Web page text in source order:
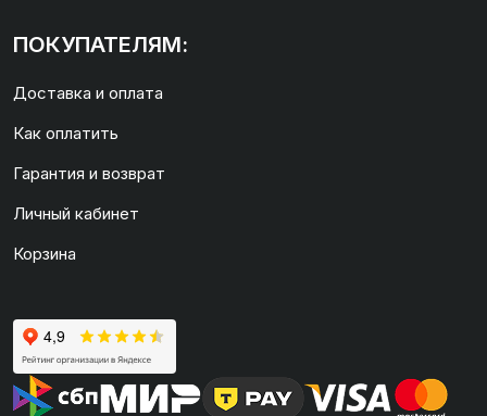
ПОКУПАТЕЛЯМ:
Доставка и оплата
Как оплатить
Гарантия и возврат
Личный кабинет
Корзина